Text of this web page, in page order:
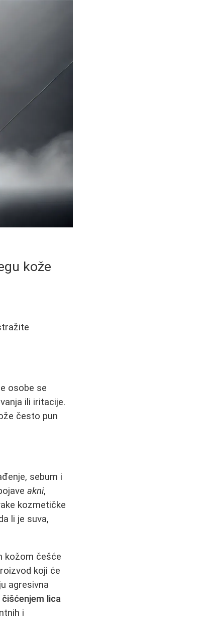
kože
osobe se
ili iritacije.
često pun
sebum i
akni,
kozmetičke
li je suva,
kožom češće
koji će
agresivna
čišćenjem lica
i